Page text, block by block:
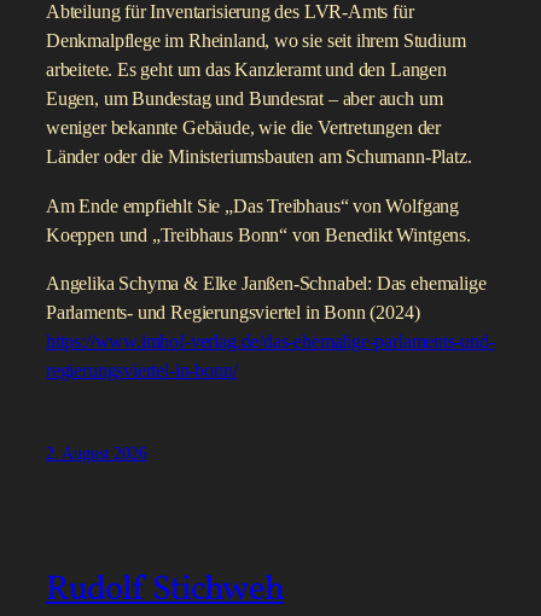
Abteilung für Inventarisierung des LVR-Amts für
Denkmalpflege im Rheinland, wo sie seit ihrem Studium
arbeitete. Es geht um das Kanzleramt und den Langen
Eugen, um Bundestag und Bundesrat – aber auch um
weniger bekannte Gebäude, wie die Vertretungen der
Länder oder die Ministeriumsbauten am Schumann-Platz.
Am Ende empfiehlt Sie „Das Treibhaus“ von Wolfgang
Koeppen und „Treibhaus Bonn“ von Benedikt Wintgens.
Angelika Schyma & Elke Janßen-Schnabel: Das ehemalige
Parlaments- und Regierungsviertel in Bonn (2024)
https://www.imhof-verlag.de/das-ehemalige-parlaments-und-
regierungsviertel-in-bonn/
2. August 2026
Rudolf Stichweh